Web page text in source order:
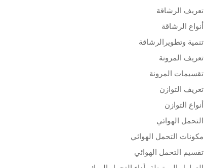
تعريف الرشاقة
أنواع الرشاقة
تنمية وتطويرالرشاقة
تعريف المرونة
تقسيمات المرونة
تعريف التوازن
أنواع التوازن
التحمل الهوائي
مكونات التحمل الهوائي
تقسيم التحمل الهوائي